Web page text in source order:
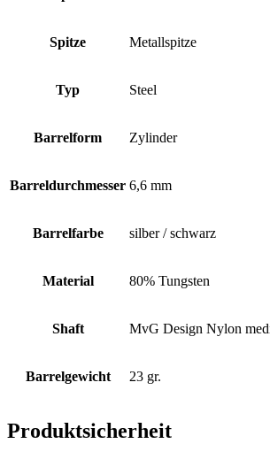
Spitze Metallspitze
Typ Steel
Barrelform Zylinder
Barreldurchmesser 6,6 mm
Barrelfarbe silber / schwarz
Material 80% Tungsten
Shaft MvG Design Nylon
Barrelgewicht 23 gr.
Produktsicherheit